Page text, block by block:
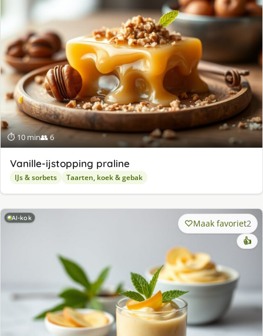
⏱ 10 min👥 6
Va­nil­le-ijstop­ping pra­li­ne
IJs & sorbets Taarten, koek & gebak
AI-kok Maak favoriet2
👍